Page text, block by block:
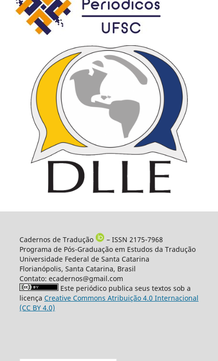
Cadernos de Tradução
– ISSN 2175-7968
Programa de Pós-Graduação em Estudos da Tradução
Universidade Federal de Santa Catarina
Florianópolis, Santa Catarina, Brasil
Contato: ecadernos@gmail.com
Este periódico publica seus textos sob a
licença Creative Commons Atribuição 4.0 Internacional
(CC BY 4.0)